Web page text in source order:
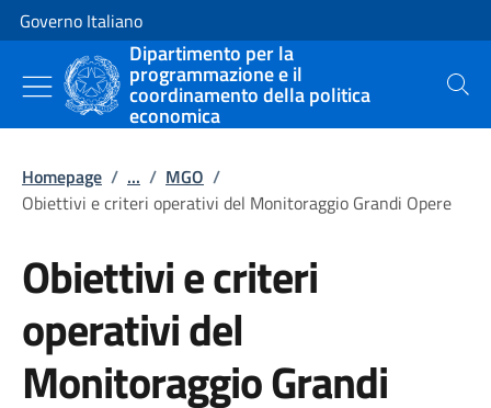
Vai al contenuto
Vai alla navigazione del sito
Governo Italiano
Dipartimento per la
programmazione e il
coordinamento della politica
economica
Cerca
Homepage / ... / MGO /
Obiettivi e criteri operativi del Monitoraggio Grandi Opere
Obiettivi e criteri
operativi del
Monitoraggio Grandi